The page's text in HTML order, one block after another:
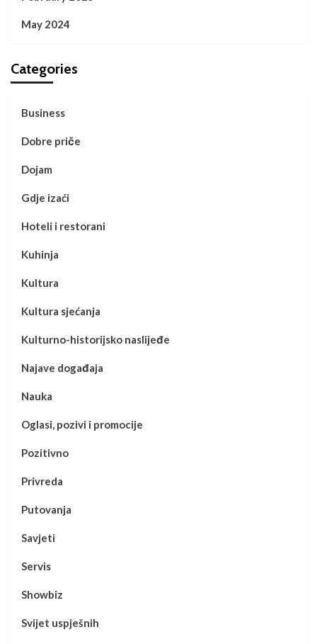
May 2024
Categories
Business
Dobre priče
Dojam
Gdje izaći
Hoteli i restorani
Kuhinja
Kultura
Kultura sjećanja
Kulturno-historijsko naslijeđe
Najave događaja
Nauka
Oglasi, pozivi i promocije
Pozitivno
Privreda
Putovanja
Savjeti
Servis
Showbiz
Svijet uspješnih